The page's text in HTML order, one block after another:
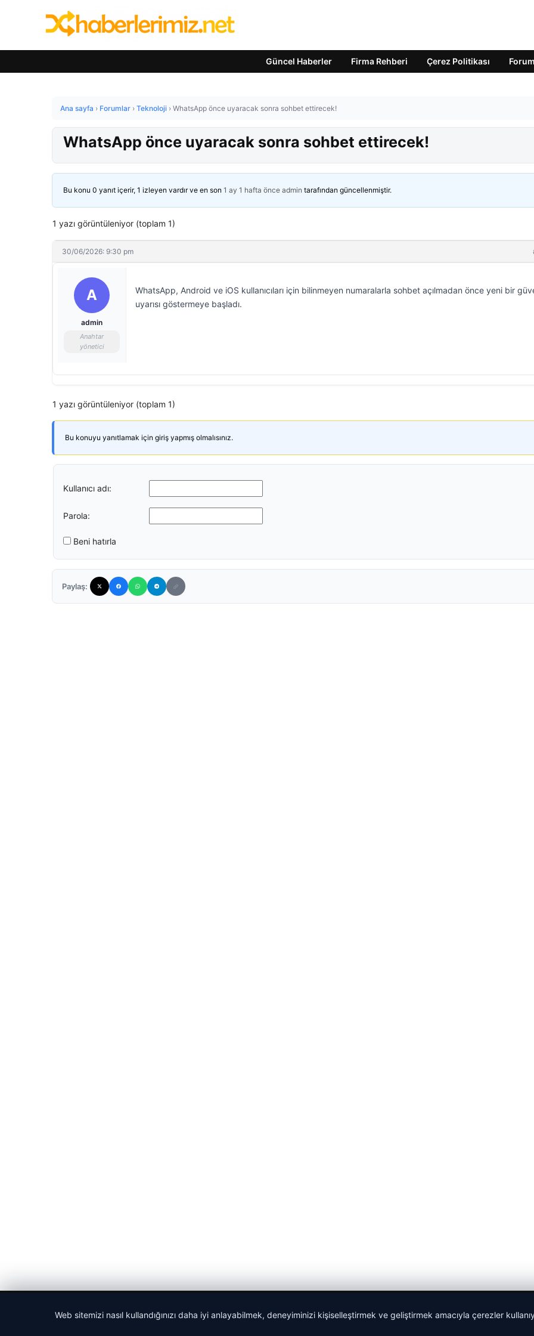
Güncel Haberler Firma Rehberi Çerez Politikası Forum
Ana sayfa › Forumlar › Teknoloji › WhatsApp önce uyaracak sonra sohbet ettirecek!
WhatsApp önce uyaracak sonra sohbet ettirecek!
Bu konu 0 yanıt içerir, 1 izleyen vardır ve en son 1 ay 1 hafta önce admin tarafından güncellenmiştir.
1 yazı görüntüleniyor (toplam 1)
30/06/2026: 9:30 pm
A
admin
Anahtar
yönetici
WhatsApp, Android ve iOS kullanıcıları için bilinmeyen numaralarla sohbet açılmadan önce yeni bir
uyarısı göstermeye başladı.
1 yazı görüntüleniyor (toplam 1)
Bu konuyu yanıtlamak için giriş yapmış olmalısınız.
Kullanıcı adı:
Parola:
Beni hatırla
Paylaş:
Web sitemizi nasıl kullandığınızı daha iyi anlayabilmek, deneyiminizi kişiselleştirmek ve geliştirmek amacıyla çerezler